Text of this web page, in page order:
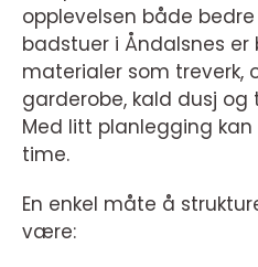
opplevelsen både
badstuer i Åndalsnes
materialer som treverk,
garderobe, kald dusj
Med litt planlegging kan
time.
En enkel måte å
være: